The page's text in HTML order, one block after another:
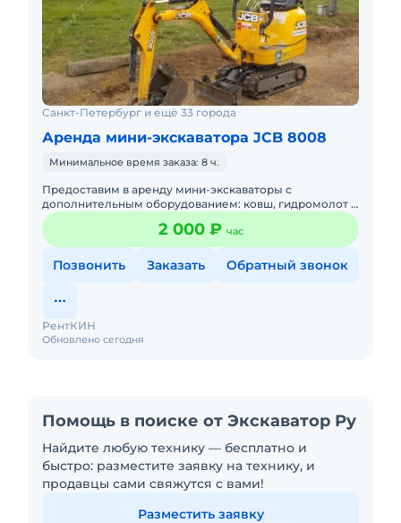
Санкт-Петербург и ещё 33 города
Аренда мини-экскаватора JCB 8008
Минимальное время заказа: 8 ч.
Предоставим в аренду мини-экскаваторы с
дополнительным оборудованием: ковш, гидромолот и
бур. Минимальный заказ спецтехники - одна смена,
доставка эвакуатором о2 000 ₽ час
Позвонить Заказать Обратный звонок
Обновлено сегодня
РентКИН
Помощь в поиске от Экскаватор Ру
Найдите любую технику — бесплатно и
быстро: разместите заявку на технику, и
продавцы сами свяжутся с вами!
Разместить заявку